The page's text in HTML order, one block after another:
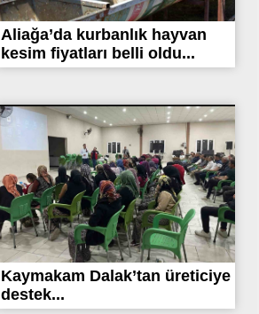
Aliağa’da kurbanlık hayvan
kesim fiyatları belli oldu...
Kaymakam Dalak’tan üreticiye
destek...